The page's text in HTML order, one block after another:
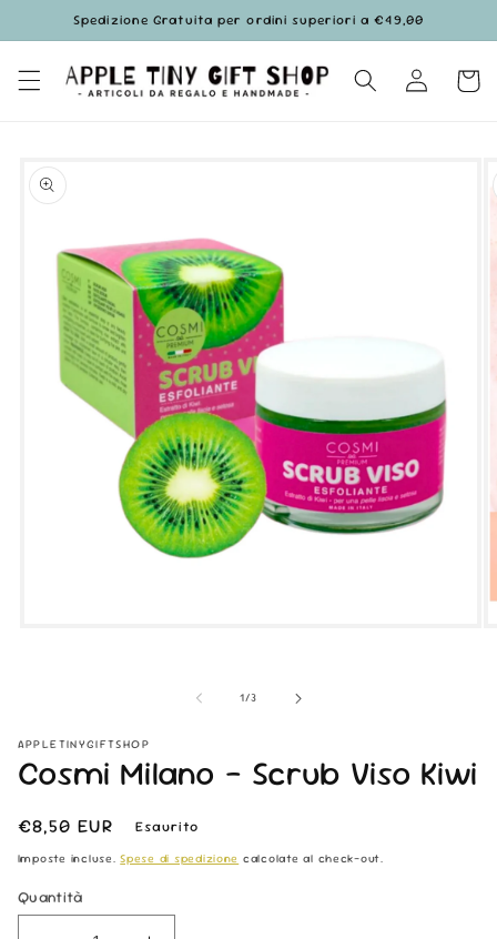
direttamente
ai contenuti
Spedizione Gratuita per ordini superiori a €49,00
Accedi
informazioni
sul prodotto
1/su
3
APPLETINYGIFTSHOP
Cosmi Milano - Scrub Viso Kiwi
Prezzo
di
€8,50 EUR Esaurito
Imposte incluse.Spese di spedizione calcolate al check-out.
Quantità